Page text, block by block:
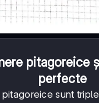
pitagoreice
perfecte
sunt